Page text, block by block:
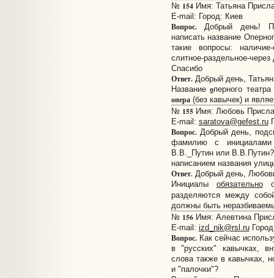
№ 154Имя: Татьяна
E-mail: Город: Киев
Вопрос.Добрый день!
написать название
такие вопросы:
слитное-раздельное-
Спасибо
Ответ.Добрый день,
Названиеоперного
опера(без кавычек) и
№ 155Имя: Любовь
E-mail: saratova@gefest.ru
Вопрос.Добрый день,
фамилию с
В.В._Путин или
написанием названия
Ответ.Добрый день,
Инициалы обязательно
разделяются между
должны быть
№ 156Имя: Алевтина
E-mail: izd_nik@rsl.ru
Вопрос.Как сейчас
в "русских" кавычках,
слова также в кавычках,
и "палочки"?